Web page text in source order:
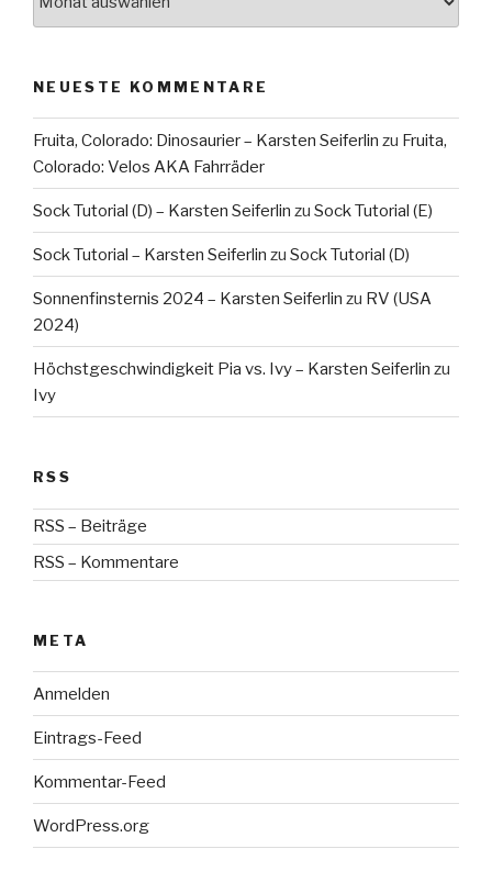
NEUESTE KOMMENTARE
Fruita, Colorado: Dinosaurier – Karsten Seiferlin zu Fruita,
Colorado: Velos AKA Fahrräder
Sock Tutorial (D) – Karsten Seiferlin zu Sock Tutorial (E)
Sock Tutorial – Karsten Seiferlin zu Sock Tutorial (D)
Sonnenfinsternis 2024 – Karsten Seiferlin zu RV (USA
2024)
Höchstgeschwindigkeit Pia vs. Ivy – Karsten Seiferlin zu
Ivy
RSS
RSS – Beiträge
RSS – Kommentare
META
Anmelden
Eintrags-Feed
Kommentar-Feed
WordPress.org